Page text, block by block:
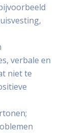
verbale en
niet te